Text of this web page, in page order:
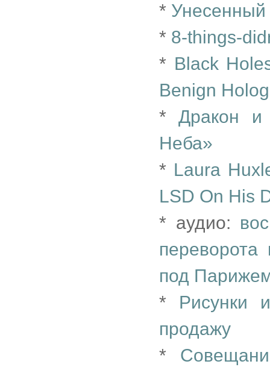
*
* 8-things-
* Black
Benign
*Дракон и
Неба»
* Laura
LSD On His
* аудио:
под
* Рисунки
продажу
*